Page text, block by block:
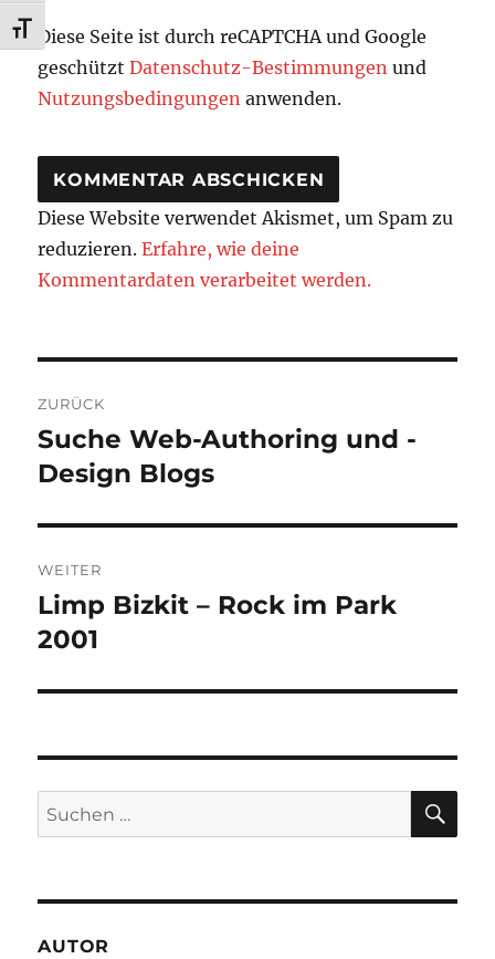
SCHRIFT VERGRÖSSERN
Diese Seite ist durch reCAPTCHA und Google
geschütztDatenschutz-Bestimmungen und
Nutzungsbedingungen anwenden.
Diese Website verwendet Akismet, um Spam zu
reduzieren.Erfahre, wie deine
Kommentardaten verarbeitet werden.
ZURÜCK
Vorheriger
Beitrag:
Suche Web-Authoring und -
Design Blogs
WEITER
Nächster
Beitrag:
Limp Bizkit – Rock im Park
2001
Suchen
nach:
AUTOR